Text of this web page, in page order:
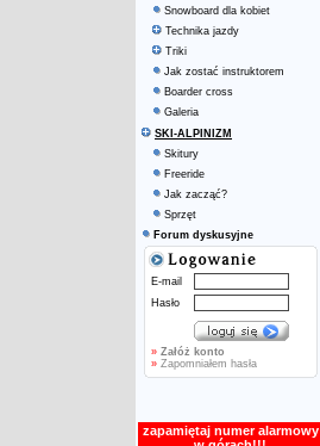
Snowboard dla kobiet
Technika jazdy
Triki
Jak zostać instruktorem
Boarder cross
Galeria
SKI-ALPINIZM
Skitury
Freeride
Jak zacząć?
Sprzęt
Forum dyskusyjne
E-mail
Hasło
» Załóż konto
»Zapomniałem hasła
zapamiętaj numer alarmowy